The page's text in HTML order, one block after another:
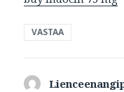
VASTAA